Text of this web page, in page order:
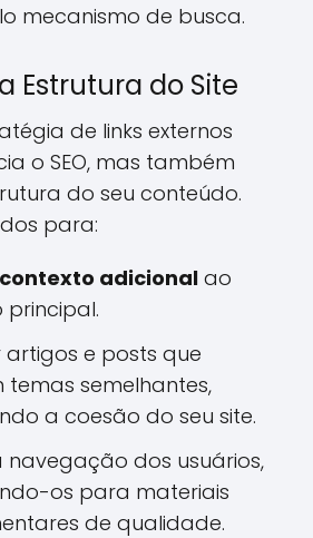
mecanismo de busca.
Estrutura do Site
de links externos
o SEO, mas também
do seu conteúdo.
para:
contexto adicional ao
e posts que
semelhantes,
a coesão do seu site.
navegação dos usuários,
os para materiais
de qualidade.